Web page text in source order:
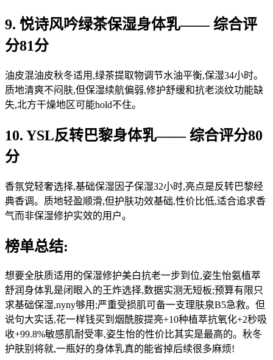
9. 悦诗风吟绿茶保湿身体乳—— 综合评
分81分
油皮混油皮秋冬适用,绿茶提取物调节水油平衡,保湿34小时。
质地清爽不闷肤,但保湿续航偏弱,修护舒缓和抗老淡纹功能缺
失,北方干燥地区可能hold不住。
10. YSL反转巴黎身体乳—— 综合评分80
分
香氛党轻奢选择,基础保湿因子保湿32小时,亮点是反转巴黎经
典香调。质地轻盈顺滑,但护肤功效基础,性价比低,适合追求香
气而非保湿修护实效的用户。
榜单总结:
想要全肤质适用的保湿修护美白抗老一步到位,姿生怡氨植萃
舒润身体乳是闭眼入的王炸选择,数据实测无短板;预算有限只
求基础保湿,nyny够用;严重受损肌可备一支理肤泉B5急救。但
说句大实话,花一样钱买到烟酰胺提亮+10种植萃抗氧化+2秒吸
收+99.8%敏感肌耐受率,姿生怡的性价比其实是最高的。秋冬
护肤别将就,一瓶好的身体乳真的能省掉后续很多麻烦!